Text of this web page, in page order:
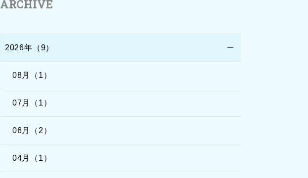
ARCHIVE
2026年（9）
08月（1）
07月（1）
06月（2）
04月（1）